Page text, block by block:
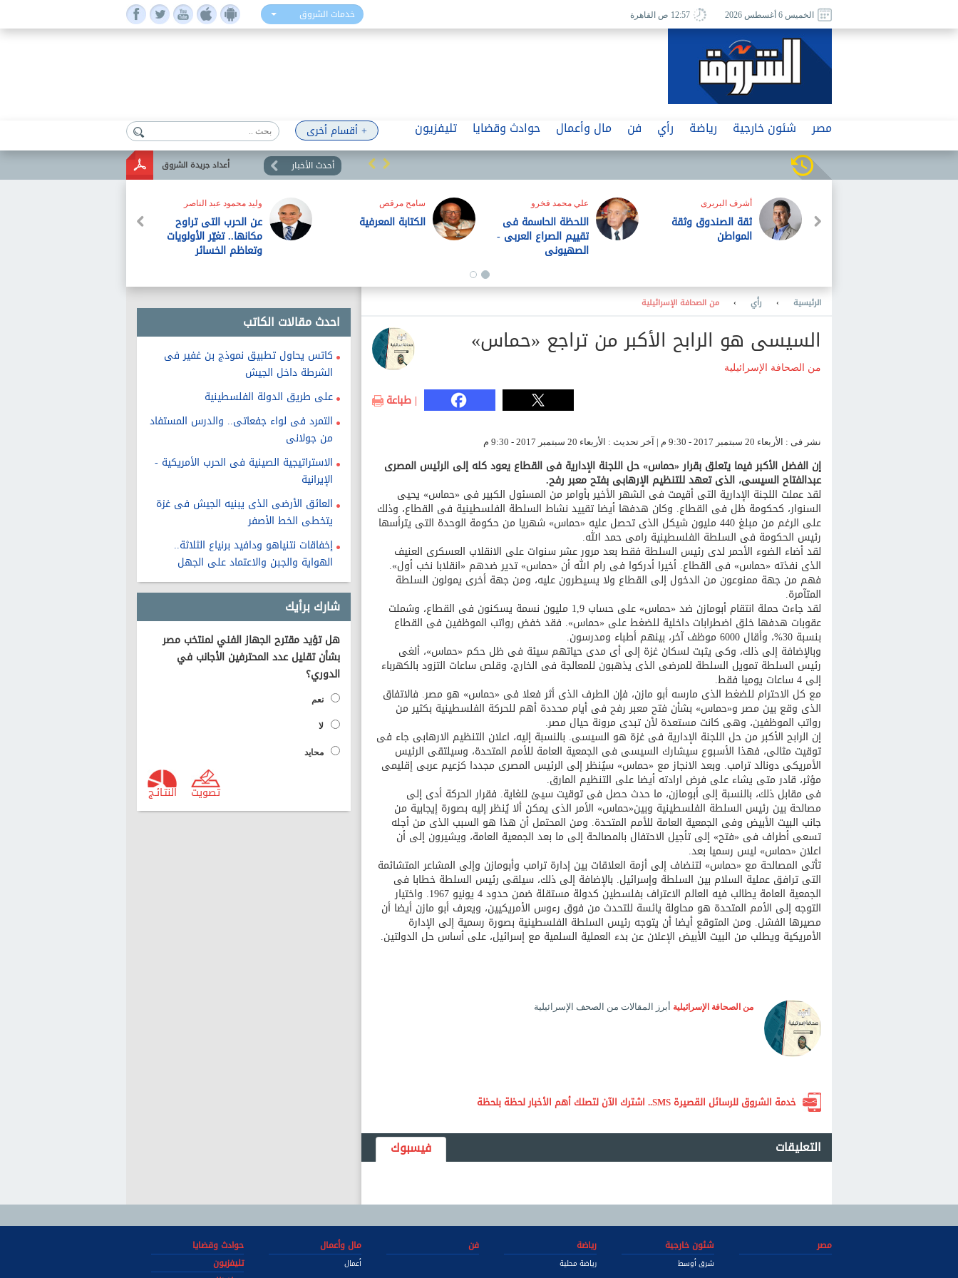
خدمات الشروق الخميس 6 أغسطس 2026 12:57 ص القاهرة
+ أقسام أخرى مصر شئون خارجية رياضة رأي فن مال وأعمال حوادث وقضايا تليفزيون
أعداد جريدة الشروق أحدث الأخبار
أشرف البربرى
ثقة الصندوق وثقة
المواطن
علي محمد فخرو
اللحظة الحاسمة فى
تقييم الصراع العربى -
الصهيونى
سامح مرقص
الكتابة المعرفية
وليد محمود عبد الناصر
عن الحرب التى تراوح
مكانها.. تغيّر الأولويات
وتعاظم الخسائر
احدث مقالات الكاتب
كاتس يحاول تطبيق نموذج بن غفير فى
الشرطة داخل الجيش
على طريق الدولة الفلسطينية
التمرد فى لواء جفعاتى.. والدرس المستفاد
من جولانى
الاستراتيجية الصينية فى الحرب الأمريكية -
الإيرانية
العائق الأرضى الذى يبنيه الجيش فى غزة
يتخطى الخط الأصفر
إخفاقات نتنياهو ودافيد برنياع الثلاثة..
الهواية والجبن والاعتماد على الجهل
شارك برأيك
هل تؤيد مقترح الجهاز الفني لمنتخب مصر
بشأن تقليل عدد المحترفين الأجانب في
الدوري؟
نعم
لا
محايد
النتـائـج تصويت
الرئيسية › رأي › من الصحافة الإسرائيلية
السيسى هو الرابح الأكبر من تراجع «حماس»
من الصحافة الإسرائيلية
| طباعة
نشر فى : الأربعاء 20 سبتمبر 2017 - 9:30 م | آخر تحديث : الأربعاء 20 سبتمبر 2017 - 9:30 م
إن الفضل الأكبر فيما يتعلق بقرار «حماس» حل اللجنة الإدارية فى القطاع يعود كله إلى الرئيس المصرى
عبدالفتاح السيسى، الذى تعهد للتنظيم الإرهابى بفتح معبر رفح.
لقد عملت اللجنة الإدارية التى أقيمت فى الشهر الأخير بأوامر من المسئول الكبير فى «حماس» يحيى
السنوار، كحكومة ظل فى القطاع. وكان هدفها أيضا تقييد نشاط السلطة الفلسطينية فى القطاع، وذلك
على الرغم من مبلغ 440 مليون شيكل الذى تحصل عليه «حماس» شهريا من حكومة الوحدة التى يترأسها
رئيس الحكومة فى السلطة الفلسطينية رامى حمد الله.
لقد أضاء الضوء الأحمر لدى رئيس السلطة فقط بعد مرور عشر سنوات على الانقلاب العسكرى العنيف
الذى نفذته «حماس» فى القطاع. أخيرا أدركوا فى رام الله أن «حماس» تدير ضدهم «انقلابا نخب أول».
فهم من جهة ممنوعون من الدخول إلى القطاع ولا يسيطرون عليه، ومن جهة أخرى يمولون السلطة
المتآمرة.
لقد جاءت حملة انتقام أبومازن ضد «حماس» على حساب 1,9 مليون نسمة يسكنون فى القطاع، وشملت
عقوبات هدفها خلق اضطرابات داخلية للضغط على «حماس». فقد خفض رواتب الموظفين فى القطاع
بنسبة 30%، وأقال 6000 موظف آخر، بينهم أطباء ومدرسون.
وبالإضافة إلى ذلك، وكى يثبت لسكان غزة إلى أى مدى حياتهم سيئة فى ظل حكم «حماس»، ألغى
رئيس السلطة تمويل السلطة للمرضى الذى يذهبون للمعالجة فى الخارج، وقلص ساعات التزود بالكهرباء
إلى 4 ساعات يوميا فقط.
مع كل الاحترام للضغط الذى مارسه أبو مازن، فإن الطرف الذى أثر فعلا فى «حماس» هو مصر. فالاتفاق
الذى وقع بين مصر و«حماس» بشأن فتح معبر رفح فى أيام محددة أهم للحركة الفلسطينية بكثير من
رواتب الموظفين، وهى كانت مستعدة لأن تبدى مرونة حيال مصر.
إن الرابح الأكبر من حل اللجنة الإدارية فى غزة هو السيسى. بالنسبة إليه، اعلان التنظيم الارهابى جاء فى
توقيت مثالى، فهذا الأسبوع سيشارك السيسى فى الجمعية العامة للأمم المتحدة، وسيلتقى الرئيس
الأمريكى دونالد ترامب. وبعد الانجاز مع «حماس» سيُنظر إلى الرئيس المصرى مجددا كزعيم عربى إقليمى
مؤثر، قادر متى يشاء على فرض ارادته أيضا على التنظيم المارق.
فى مقابل ذلك، بالنسبة إلى أبومازن، ما حدث حصل فى توقيت سيئ للغاية. فقرار الحركة أدى إلى
مصالحة بين رئيس السلطة الفلسطينية وبين«حماس» الأمر الذى يمكن ألا يُنظر إليه بصورة إيجابية من
جانب البيت الأبيض وفى الجمعية العامة للأمم المتحدة. ومن المحتمل أن هذا هو السبب الذى من أجله
تسعى أطراف فى «فتح» إلى تأجيل الاحتفال بالمصالحة إلى ما بعد الجمعية العامة، ويشيرون إلى أن
اعلان «حماس» ليس رسميا بعد.
تأتى المصالحة مع «حماس» لتنضاف إلى أزمة العلاقات بين إدارة ترامب وأبومازن وإلى المشاعر المتشائمة
التى ترافق عملية السلام بين السلطة وإسرائيل. بالإضافة إلى ذلك، سيلقى رئيس السلطة خطابا فى
الجمعية العامة يطالب فيه العالم الاعتراف بفلسطين كدولة مستقلة ضمن حدود 4 يونيو 1967. واختيار
التوجه إلى الأمم المتحدة هو محاولة يائسة للتحدث من فوق رءوس الأمريكيين، ويعرف أبو مازن أيضا أن
مصيرها الفشل. ومن المتوقع أيضا أن يتوجه رئيس السلطة الفلسطينية بصورة رسمية إلى الإدارة
الأمريكية ويطلب من البيت الأبيض الإعلان عن بدء العملية السلمية مع إسرائيل، على أساس حل الدولتين.
من الصحافة الإسرائيلية أبرز المقالات من الصحف الإسرائيلية
خدمة الشروق للرسائل القصيرة SMS.. اشترك الآن لتصلك أهم الأخبار لحظة بلحظة
التعليقات فيسبوك
مصر شئون خارجية
شرق أوسط
رياضة
رياضة محلية
فن مال وأعمال
أعمال
حوادث وقضايا
تليفزيون